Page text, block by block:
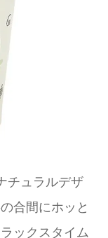
チュラルデザ
合間にホッと
ックスタイム